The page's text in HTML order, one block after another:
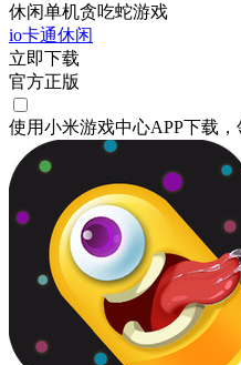
休闲单机贪吃蛇游戏
io卡通休闲
立即下载
官方正版
使用小米游戏中心APP下载